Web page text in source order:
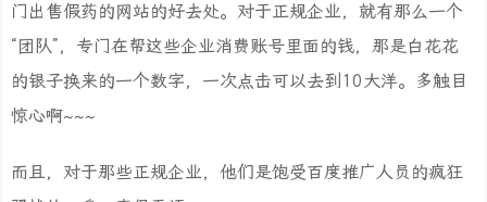
门出售假药的网站的好去处。对于正规企业，就有那么一个
“团队”，专门在帮这些企业消费账号里面的钱，那是白花花
的银子换来的一个数字，一次点击可以去到10大洋。多触目
惊心啊~~~
而且，对于那些正规企业，他们是饱受百度推广人员的疯狂